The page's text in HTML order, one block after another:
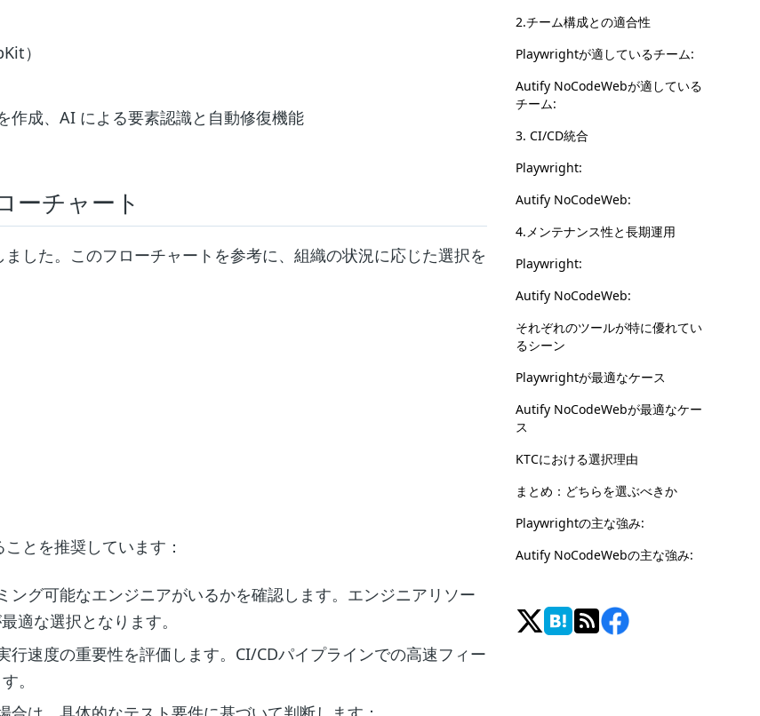
）
作成、AI による要素認識と自動修復機能
ーチャート
した。このフローチャートを参考に、組織の状況に応じた選択を
とを推奨しています：
グ可能なエンジニアがいるかを確認します。エンジニアリソー
適な選択となります。
速度の重要性を評価します。CI/CDパイプラインでの高速フィー
。
2.チーム構成との適合性
Playwrightが適しているチーム:
Autify NoCodeWebが適している
チーム:
3. CI/CD統合
Playwright:
Autify NoCodeWeb:
4.メンテナンス性と長期運用
Playwright:
Autify NoCodeWeb:
それぞれのツールが特に優れてい
るシーン
Playwrightが最適なケース
Autify NoCodeWebが最適なケー
ス
KTCにおける選択理由
まとめ：どちらを選ぶべきか
Playwrightの主な強み:
Autify NoCodeWebの主な強み: